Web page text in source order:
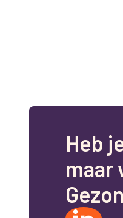
Heb j
maar
Gezon